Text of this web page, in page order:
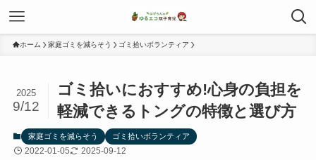
ホーム 家庭ゴミを減らそう ゴミ拾いボランティア
ゴミ拾いにおすすめ!心身の負担を
軽減できるトングの特徴と選び方
2025
9/12
家庭ゴミを減らそう ゴミ拾いボランティア
2022-01-05 2025-09-12